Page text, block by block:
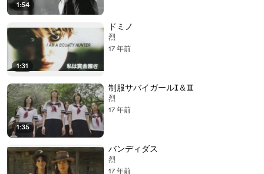
1:54
1:31
ドミノ
烈
17 年前
1:35
制服サバイガールⅠ＆Ⅱ
烈
17 年前
バンディダス
烈
17 年前